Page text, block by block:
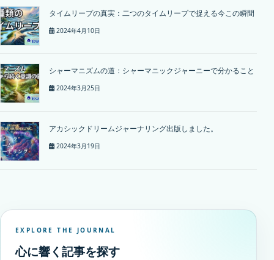
タイムリープの真実：二つのタイムリープで捉える今この瞬間
2024年4月10日
シャーマニズムの道：シャーマニックジャーニーで分かること
2024年3月25日
アカシックドリームジャーナリング出版しました。
2024年3月19日
EXPLORE THE JOURNAL
心に響く記事を探す